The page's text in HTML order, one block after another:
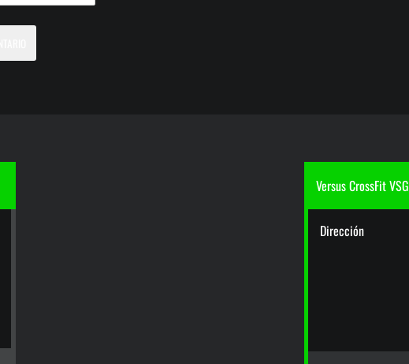
Versus CrossFit VSG
Dirección